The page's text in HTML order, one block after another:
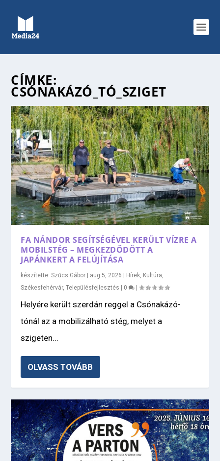
CÍMKE:
CSÓNAKÁZÓ_TÓ_SZIGET
FA NÁNDOR SEGÍTSÉGÉVEL KERÜLT VÍZRE A
MOBILSTÉG – MEGKEZDŐDÖTT A
JAPÁNKERT A FELÚJÍTÁSA
készítette:Szűcs Gábor | aug 5, 2026 | Hírek Kultúra
Székesfehérvár,Településfejlesztés | 0 |
Helyére került szerdán reggel a Csónakázó-
tónál az a mobilizálható stég, melyet a
szigeten...
OLVASS TOVÁBB